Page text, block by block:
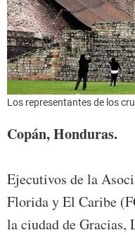
Los representantes de los
Copán, Honduras.
Ejecutivos de la
Florida y El Caribe
la ciudad de Gracias,